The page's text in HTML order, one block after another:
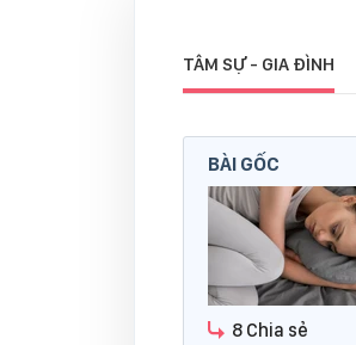
TÂM SỰ - GIA ĐÌNH
BÀI GỐC
8 Chia sẻ